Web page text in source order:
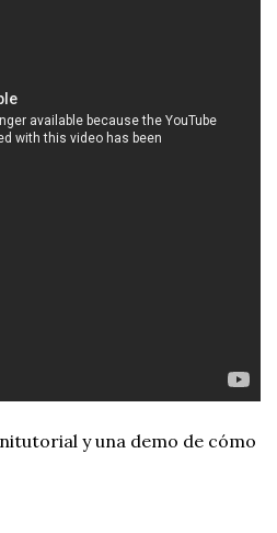
y una demo de cómo